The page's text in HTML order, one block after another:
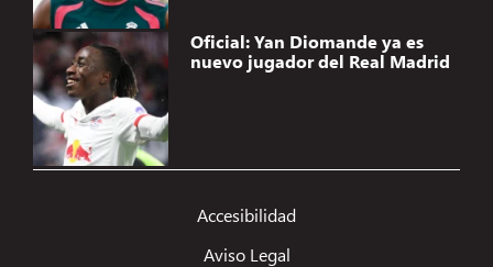
Oficial: Yan Diomande ya es
nuevo jugador del Real Madrid
Accesibilidad
Aviso Legal